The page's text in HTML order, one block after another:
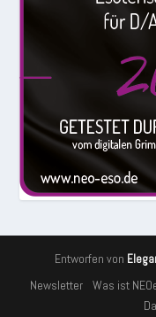
Entworfen von
Newsletter Was ist